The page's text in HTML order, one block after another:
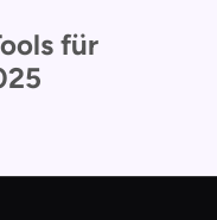
für